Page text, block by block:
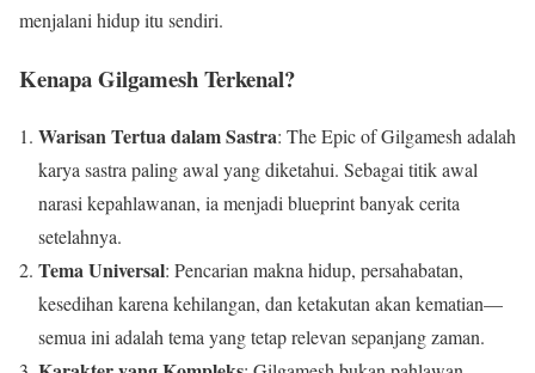
menjalani hidup itu sendiri.
Kenapa Gilgamesh Terkenal?
Warisan Tertua dalam Sastra: The Epic of Gilgamesh adalah
karya sastra paling awal yang diketahui. Sebagai titik awal
narasi kepahlawanan, ia menjadi blueprint banyak cerita
setelahnya.
Tema Universal: Pencarian makna hidup, persahabatan,
kesedihan karena kehilangan, dan ketakutan akan kematian—
semua ini adalah tema yang tetap relevan sepanjang zaman.